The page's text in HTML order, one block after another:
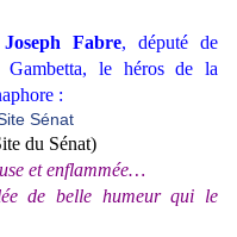
Joseph Fabre, député de
le héros de la
:
du Sénat)
et enflammée…
de belle humeur qui le